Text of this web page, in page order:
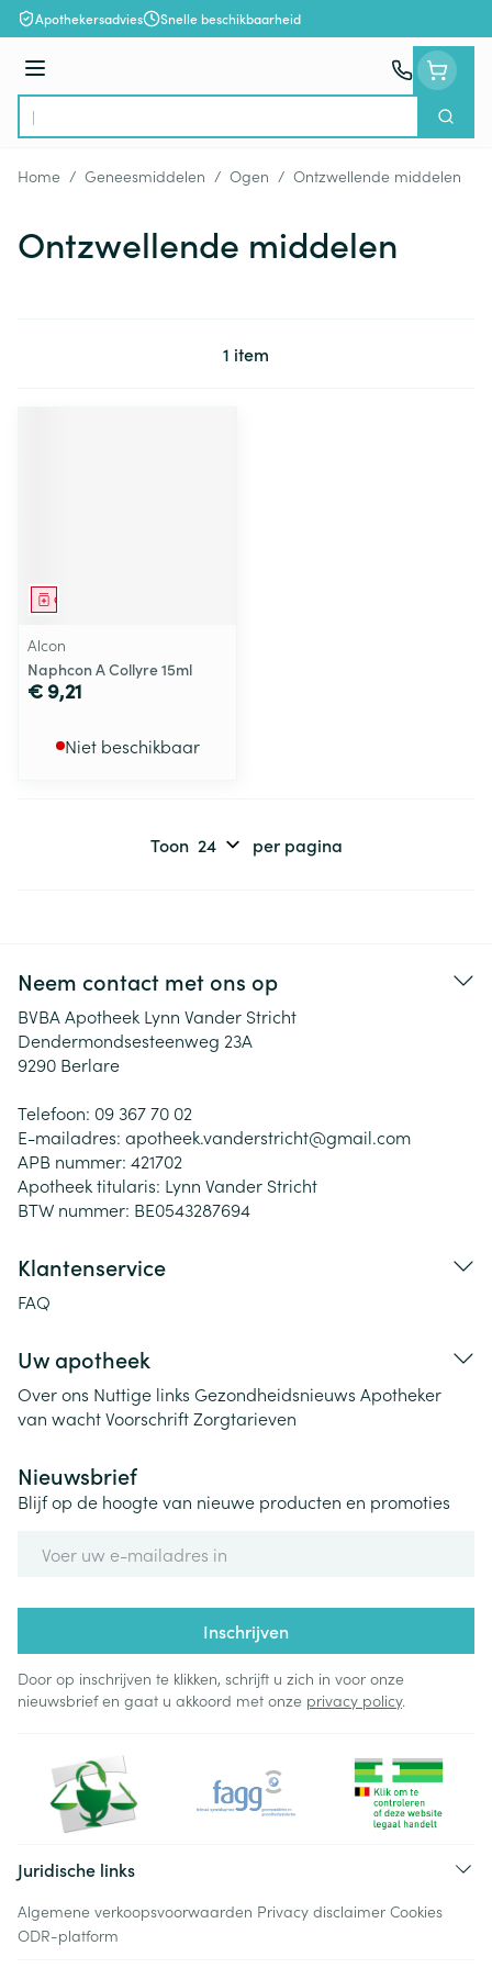
Ga naar de inhoud
Apothekersadvies Snelle beschikbaarheid
Menu
Product, merk, categorie...
Zoek
Home / Geneesmiddelen / Ogen / Ontzwellende middelen
Ontzwellende middelen
1 item
Geneesmiddel
Alcon
Naphcon A Collyre 15ml
€ 9,21
Niet beschikbaar
Toon per pagina
Neem contact met ons op
BVBA Apotheek Lynn Vander Stricht
Dendermondsesteenweg 23A
9290 Berlare
Telefoon: 09 367 70 02
E-mailadres: apotheek.vanderstricht@gmail.com
APB nummer: 421702
Apotheek titularis: Lynn Vander Stricht
BTW nummer: BE0543287694
Klantenservice
FAQ
Uw apotheek
Over ons Nuttige links Gezondheidsnieuws Apotheker
van wachtVoorschriftZorgtarieven
Nieuwsbrief
Blijf op de hoogte van nieuwe producten en promoties
Inschrijven
Door op inschrijven te klikken, schrijft u zich in voor onze
nieuwsbrief en gaat u akkoord met onze privacy policy.
Juridische links
Algemene verkoopsvoorwaarden Privacy disclaimer Cookies
ODR-platform